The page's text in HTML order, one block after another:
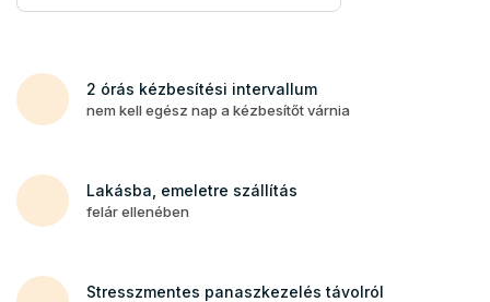
2 órás kézbesítési intervallum
nem kell egész nap a kézbesítőt várnia
Lakásba, emeletre szállítás
felár ellenében
Stresszmentes panaszkezelés távolról